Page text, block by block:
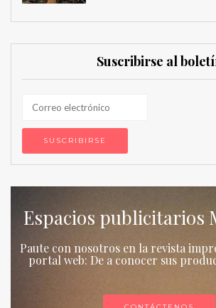
Suscribirse al
Espacios publicitarios
Paute con nosotros en la revista
portal web: De a conocer sus